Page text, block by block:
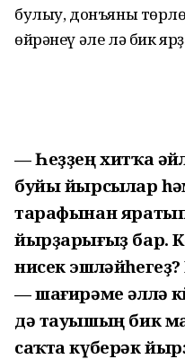
булыу, донъяны
өйрәнеү әле лә бик
— Һеҙҙең хитҡа
буйы йырсылар
тарафынан
йырҙарығыҙ бар.
нисек
— шағирәме әллә
дә тауышың бик
саҡта күберәк